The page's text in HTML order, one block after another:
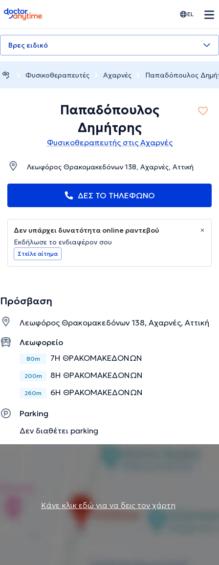
doctoranytime EL
Βρες ειδικό
Φυσικοθεραπευτές Αχαρνές Παπαδόπουλος
Παπαδόπουλος
Δημήτρης
Φυσικοθεραπευτής στις Αχαρνές
Λεωφόρος Θρακομακεδόνων 138, Αχαρνές, Αττική
ΔΕΣ ΤΟ ΤΗΛΕΦΩΝΟ
Δεν υπάρχει δυνατότητα online ραντεβού
Εκδήλωσε το ενδιαφέρον σου
Στείλε αίτημα
Πρόσβαση
Λεωφόρος Θρακομακεδόνων 138, Αχαρνές, Αττική
Λεωφορείο
80m 7Η ΘΡΑΚΟΜΑΚΕΔΟΝΩΝ
200m 8Η ΘΡΑΚΟΜΑΚΕΔΟΝΩΝ
260m 6Η ΘΡΑΚΟΜΑΚΕΔΟΝΩΝ
Parking
Δεν διαθέτει parking
Κάνε κλικ εδώ για να δεις τον χάρτη